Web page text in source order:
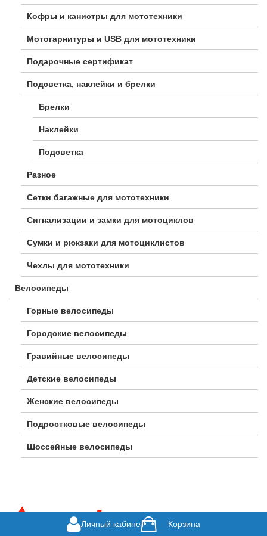
Кофры и канистры для мототехники
Мотогарнитуры и USB для мототехники
Подарочные сертификат
Подсветка, наклейки и брелки
Брелки
Наклейки
Подсветка
Разное
Сетки багажные для мототехники
Сигнализации и замки для мотоциклов
Сумки и рюкзаки для мотоциклистов
Чехлы для мототехники
Велосипеды
Горные велосипеды
Городские велосипеды
Гравийные велосипеды
Детские велосипеды
Женские велосипеды
Подростковые велосипеды
Шоссейные велосипеды
Личный кабинет Корзина